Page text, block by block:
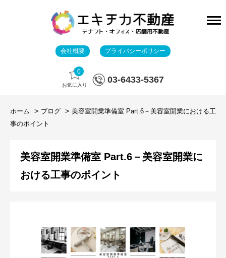
会社概要 プライバシーポリシー
0
お気に入り
03-6433-5367
ホーム ブログ
美容室開業準備室 Part.6－美容室開業における工
事のポイント
美容室開業準備室 Part.6－美容室開業に
おける工事のポイント